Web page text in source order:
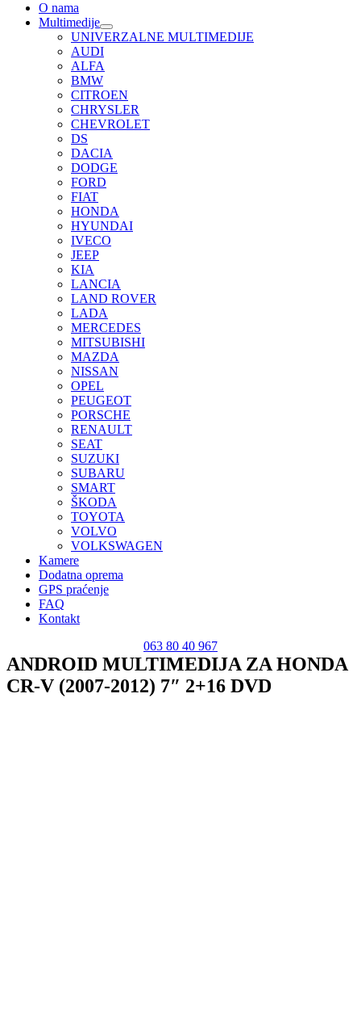
O nama
Multimedije
UNIVERZALNE MULTIMEDIJE
AUDI
ALFA
BMW
CITROEN
CHRYSLER
CHEVROLET
DS
DACIA
DODGE
FORD
FIAT
HONDA
HYUNDAI
IVECO
JEEP
KIA
LANCIA
LAND ROVER
LADA
MERCEDES
MITSUBISHI
MAZDA
NISSAN
OPEL
PEUGEOT
PORSCHE
RENAULT
SEAT
SUZUKI
SUBARU
SMART
ŠKODA
TOYOTA
VOLVO
VOLKSWAGEN
Kamere
Dodatna oprema
GPS praćenje
FAQ
Kontakt
063 80 40 967
ANDROID MULTIMEDIJA ZA HONDA
CR-V (2007-2012) 7″ 2+16 DVD